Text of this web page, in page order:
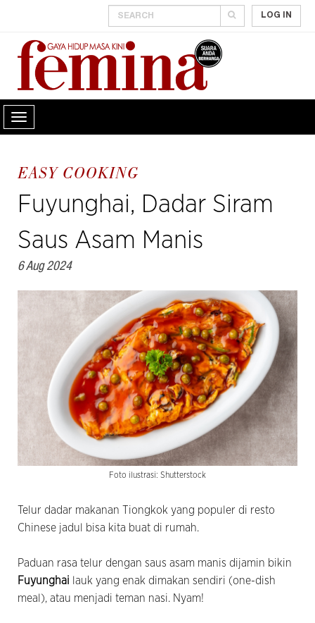
LOG IN
EASY COOKING
Fuyunghai, Dadar Siram
Saus Asam Manis
6 Aug 2024
Foto ilustrasi: Shutterstock
Telur dadar makanan Tiongkok yang populer di resto
Chinese jadul bisa kita buat di rumah.
Paduan rasa telur dengan saus asam manis dijamin bikin
Fuyunghai lauk yang enak dimakan sendiri (one-dish
meal), atau menjadi teman nasi. Nyam!